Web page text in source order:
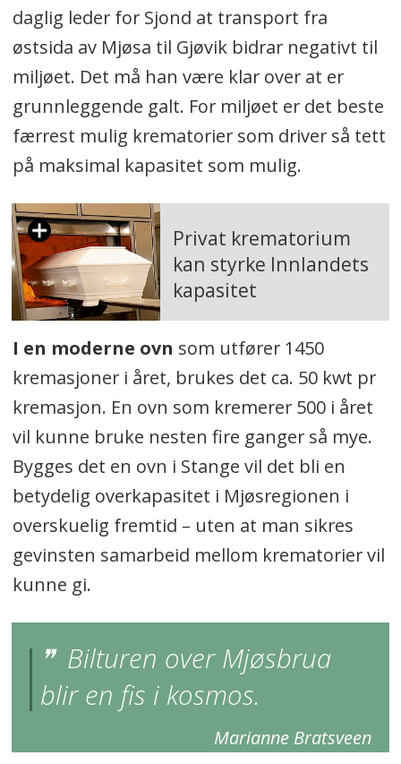
daglig leder for Sjond at transport fra
østsida av Mjøsa til Gjøvik bidrar negativt til
miljøet. Det må han være klar over at er
grunnleggende galt. For miljøet er det beste
færrest mulig krematorier som driver så tett
på maksimal kapasitet som mulig.
Privat krematorium
kan styrke Innlandets
kapasitet
I en moderne ovn som utfører 1450
kremasjoner i året, brukes det ca. 50 kwt pr
kremasjon. En ovn som kremerer 500 i året
vil kunne bruke nesten fire ganger så mye.
Bygges det en ovn i Stange vil det bli en
betydelig overkapasitet i Mjøsregionen i
overskuelig fremtid – uten at man sikres
gevinsten samarbeid mellom krematorier vil
kunne gi.
Bilturen over Mjøsbrua
blir en fis i kosmos.
Marianne Bratsveen